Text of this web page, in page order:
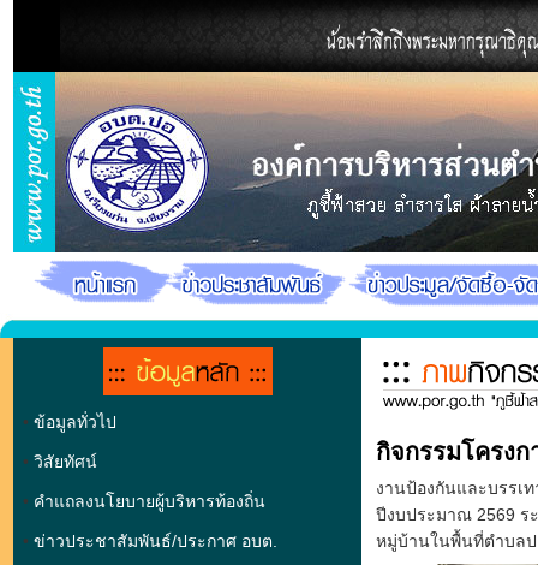
• ข้อมูลทั่วไป
• วิสัยทัศน์
• คำแถลงนโยบายผู้บริหารท้องถิ่น
• ข่าวประชาสัมพันธ์/ประกาศ อบต.
กิจกรรมโครง
งานป้องกันและบรรเ
ปีงบประมาณ 2569 ร
หมู่บ้านในพื้นที่ตำบล